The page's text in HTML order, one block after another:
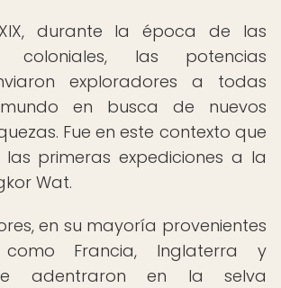
durante la época de las
coloniales, las potencias
exploradores a todas
en busca de nuevos
Fue en este contexto que
las primeras expediciones a la
Wat.
en su mayoría provenientes
Francia, Inglaterra y
adentraron en la selva